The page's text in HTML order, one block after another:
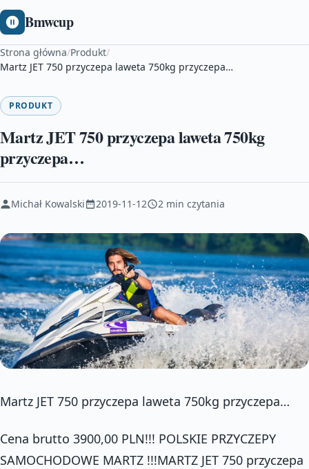
Bmwcup
Strona główna/Produkt/
Martz JET 750 przyczepa laweta 750kg przyczepa…
PRODUKT
Martz JET 750 przyczepa laweta 750kg
przyczepa…
Michał Kowalski 2019-11-12 2 min czytania
Martz JET 750 przyczepa laweta 750kg przyczepa…
Cena brutto 3900,00 PLN!!! POLSKIE PRZYCZEPY
SAMOCHODOWE MARTZ !!!MARTZ JET 750 przyczepa